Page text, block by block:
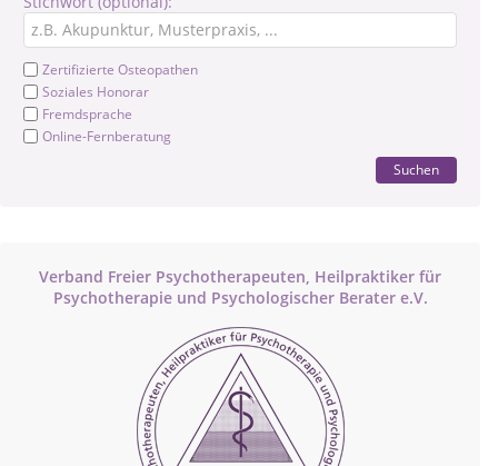
Zertifizierte Osteopathen
Soziales Honorar
Fremdsprache
Online-Fernberatung
Suchen
Verband Freier Psychotherapeuten, Heilpraktiker für
Psychotherapie und Psychologischer Berater e.V.